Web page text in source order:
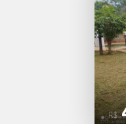
R$